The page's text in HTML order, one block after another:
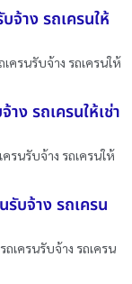
จ้าง รถเครนให้
ครนรับจ้าง รถเครนให้
ง รถเครนให้เช่า
รนรับจ้าง รถเครนให้
รับจ้าง รถเครน
เครนรับจ้าง รถเครน